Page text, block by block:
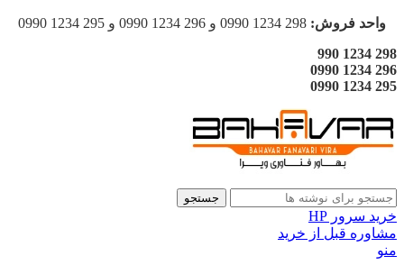
واحد فروش:
298 1234 990
296 1234 0990
295 1234 0990
جستجو
خرید سرور HP
مشاوره قبل از خرید
منو